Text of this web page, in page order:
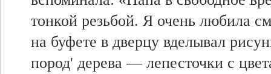
тонкой резьбой. Я очень любила
на буфете в дверцу вделывал
пород' дерева — лепесточки с